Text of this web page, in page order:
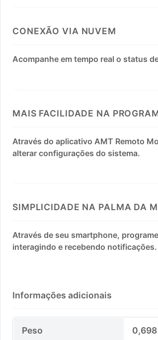
CONEXÃO VIA NUVEM
Acompanhe em tempo real o status
MAIS FACILIDADE NA
Através do aplicativo AMT Remoto
alterar configurações do sistema.
SIMPLICIDADE NA PALMA DA
Através de seu smartphone,
interagindo e recebendo notificações.
Informações adicionais
Peso